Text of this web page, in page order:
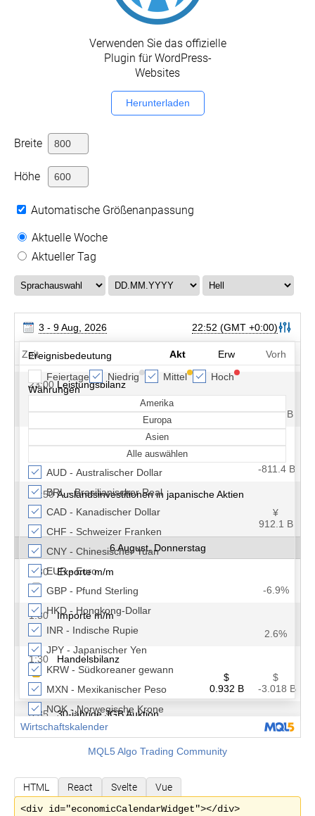
Verwenden Sie das offizielle
Plugin für WordPress-
Websites
Herunterladen
Breite
Höhe
Automatische Größenanpassung
Aktuelle Woche
Aktueller Tag
MQL5 Algo Trading Community
HTML React Svelte Vue